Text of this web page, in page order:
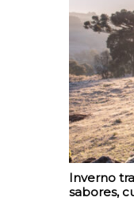
Inverno
sabores,